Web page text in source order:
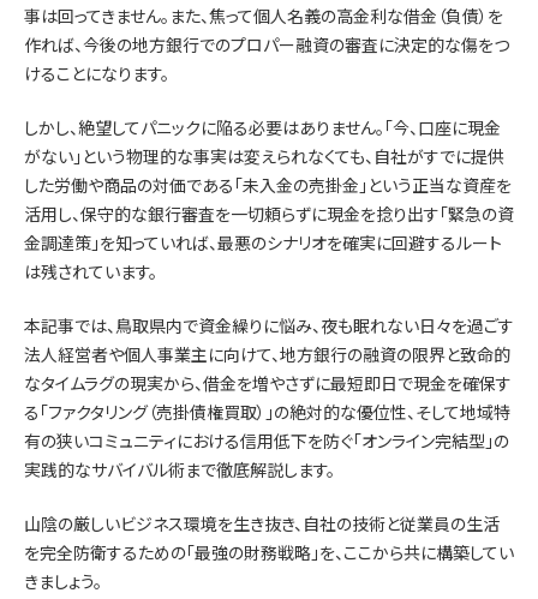
事は回ってきません。また、焦って個人名義の高金利な借金（負債）を
作れば、今後の地方銀行でのプロパー融資の審査に決定的な傷をつ
けることになります。
しかし、絶望してパニックに陥る必要はありません。「今、口座に現金
がない」という物理的な事実は変えられなくても、自社がすでに提供
した労働や商品の対価である「未入金の売掛金」という正当な資産を
活用し、保守的な銀行審査を一切頼らずに現金を捻り出す「緊急の資
金調達策」を知っていれば、最悪のシナリオを確実に回避するルート
は残されています。
本記事では、鳥取県内で資金繰りに悩み、夜も眠れない日々を過ごす
法人経営者や個人事業主に向けて、地方銀行の融資の限界と致命的
なタイムラグの現実から、借金を増やさずに最短即日で現金を確保す
る「ファクタリング（売掛債権買取）」の絶対的な優位性、そして地域特
有の狭いコミュニティにおける信用低下を防ぐ「オンライン完結型」の
実践的なサバイバル術まで徹底解説します。
山陰の厳しいビジネス環境を生き抜き、自社の技術と従業員の生活
を完全防衛するための「最強の財務戦略」を、ここから共に構築してい
きましょう。